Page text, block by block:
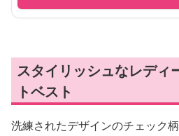
スタイリッシュなレディ
トベスト
洗練されたデザインのチェック